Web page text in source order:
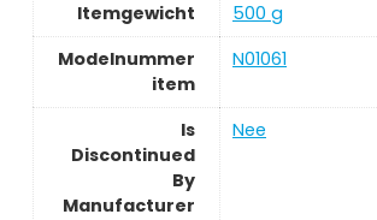
Itemgewicht
‎500 g
Modelnummer
item
‎N01061
Is
Discontinued
By
Manufacturer
‎Nee